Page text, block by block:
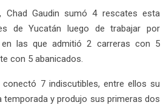
Chad Gaudin sumó 4 rescates esta
de Yucatán luego de trabajar por
las que admitió 2 carreras con 5
con 5 abanicados.
conectó 7 indiscutibles, entre ellos su
temporada y produjo sus primeras dos